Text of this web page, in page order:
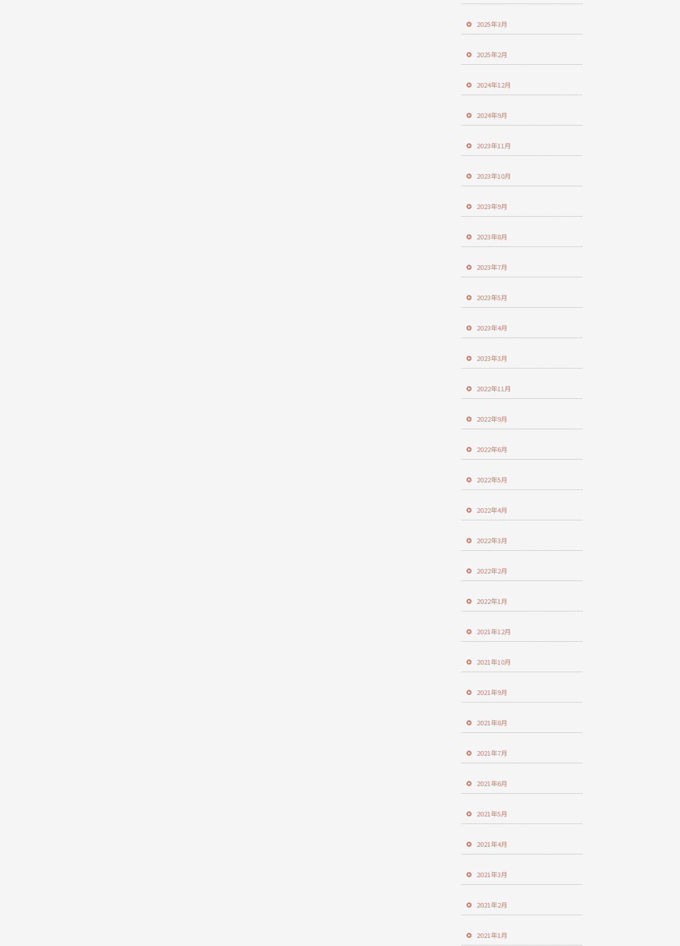
2025年3月
2025年2月
2024年12月
2024年9月
2023年11月
2023年10月
2023年9月
2023年8月
2023年7月
2023年5月
2023年4月
2023年3月
2022年11月
2022年9月
2022年6月
2022年5月
2022年4月
2022年3月
2022年2月
2022年1月
2021年12月
2021年10月
2021年9月
2021年8月
2021年7月
2021年6月
2021年5月
2021年4月
2021年3月
2021年2月
2021年1月